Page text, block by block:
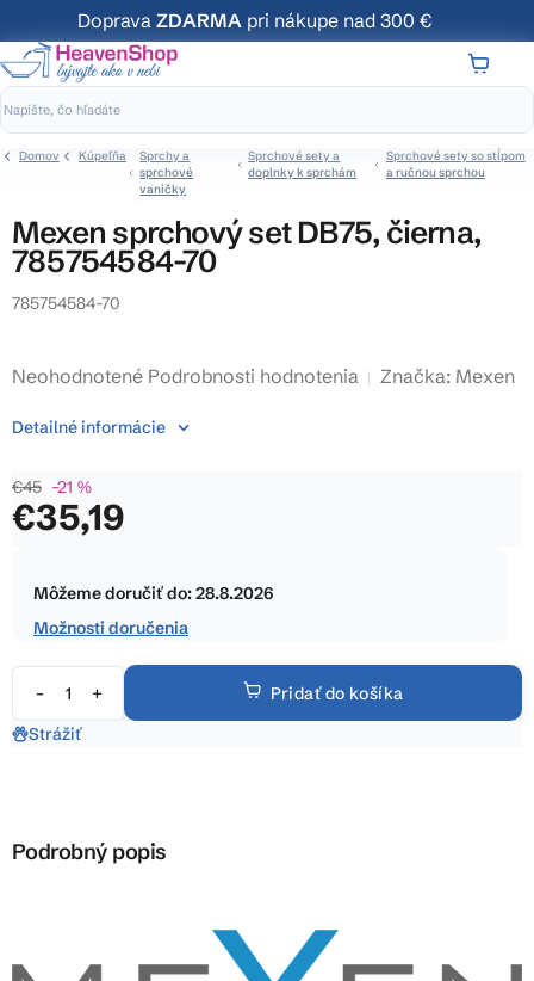
na
obsah
Doprava ZDARMA pri nákupe nad 300 €
Domov Kúpeľňa
Sprchy a
sprchové
vaničky
Sprchové sety a
doplnky k sprchám
Sprchové sety so stĺpom
a ručnou sprchou
Mexen sprchový set DB75, čierna,
785754584-70
785754584-70
Priemerné
produktu
0,0
z
Neohodnotené Podrobnosti hodnotenia Značka: Mexen
€45 –21 %
€35,19
cena:
Môžeme doručiť do:28.8.2026
Možnosti doručenia
Pridať do košíka
Detailné informácie
Strážiť
Podrobný popis